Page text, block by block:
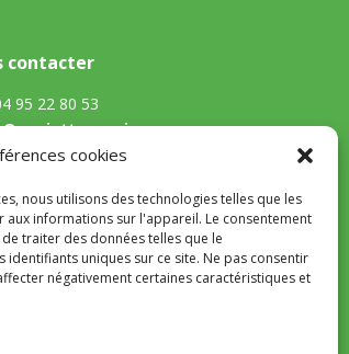
cookies
nous utilisons des technologies telles que les
informations sur l'appareil. Le consentement
traiter des données telles que le
uniques sur ce site. Ne pas consentir
négativement certaines caractéristiques et
contacter
95 22 80 53
Lt Toussaint Gozzi 20167